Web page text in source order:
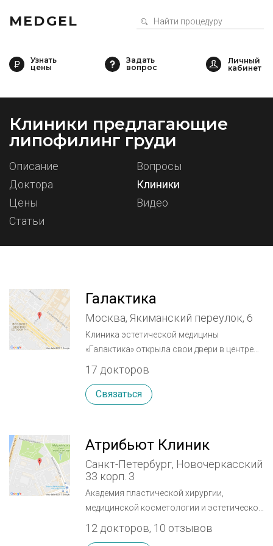
MEDGEL
Узнать
цены
Задать
вопрос
Клиники предлагающие
липофилинг груди
Описание
Вопросы
Доктора
Клиники
Цены
Видео
Статьи
Галактика
Москва, Якиманский переулок, 6
Клиника эстетической медицины
«Галактика» открыла свои двери в центре
Москвы на Новом Арбате и на Якиманском
переулке. Современное инновационное
оборудование клиники позволяет гостям
получить комплексную эффективную
Основой функционирования клиники стал
индивидуальный подход к каждому
пациенту. Это дает возможность
обеспечить нашим гостям первоклассное
качество и безопасность хирургических ,
косметологических и стоматологических
процедур, сократить время периода
17 докторов
Связаться
Атрибьют Клиник
Санкт-Петербург, Новочеркасский
33 корп. 3
Академия пластической хирургии,
медицинской косметологии и эстетической
стоматологии Atribeaute Clinique – не start-
up проект и не клиника наемных
12 докторов, 10 отзывов